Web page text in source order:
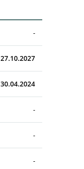
-
27.10.2027
30.04.2024
-
-
-